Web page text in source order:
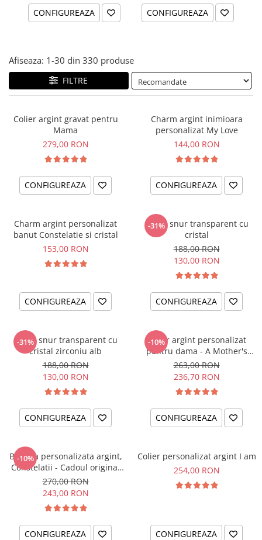
CONFIGUREAZA CONFIGUREAZA
Afiseaza: 1-30 din 330 produse
FILTRE
Colier argint gravat pentru
Mama
279,00 RON
CONFIGUREAZA
Charm argint inimioara
personalizat My Love
144,00 RON
CONFIGUREAZA
Charm argint personalizat
banut Constelatie si cristal
153,00 RON
CONFIGUREAZA
-31%
Colier snur transparent cu
cristal
188,00 RON
130,00 RON
CONFIGUREAZA
-31%
Colier snur transparent cu
cristal zirconiu alb
188,00 RON
130,00 RON
CONFIGUREAZA
-10%
Colier argint personalizat
pentru dama - A Mother's
Love
263,00 RON
236,70 RON
CONFIGUREAZA
-10%
Bratara personalizata argint,
Constelatii - Cadoul original
pentru sora sau prietena ta
270,00 RON
243,00 RON
CONFIGUREAZA
Colier personalizat argint I am
254,00 RON
CONFIGUREAZA